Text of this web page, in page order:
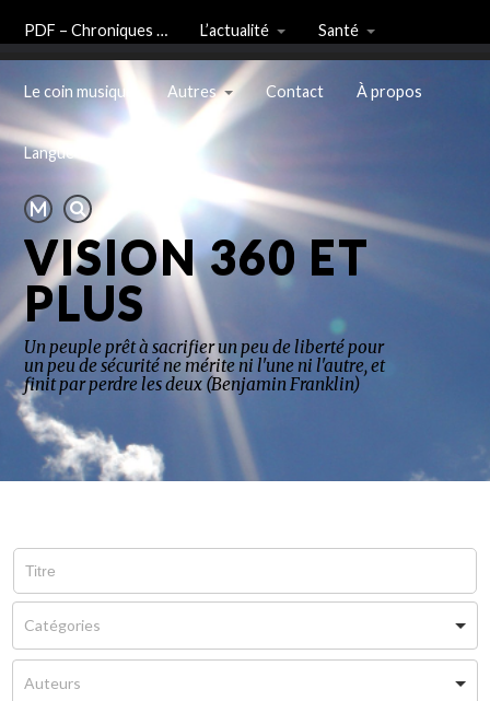
PDF – Chroniques … L’actualité Santé
Le coin musique Autres Contact À propos
Langue
VISION 360 ET
PLUS
Un peuple prêt à sacrifier un peu de liberté pour
un peu de sécurité ne mérite ni l'une ni l'autre, et
finit par perdre les deux (Benjamin Franklin)